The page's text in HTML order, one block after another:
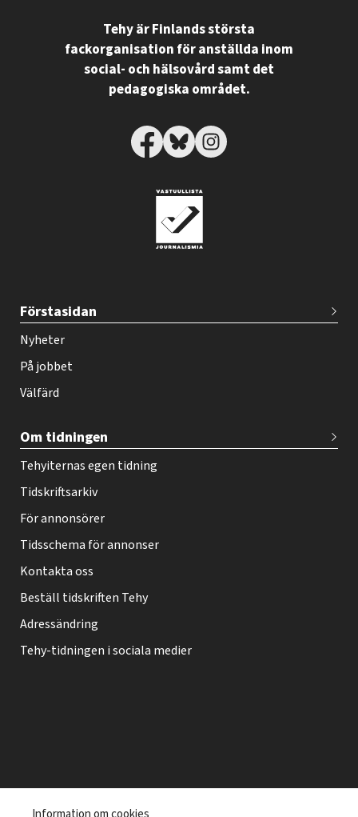
Tehy är Finlands största
fackorganisation för anställda inom
social- och hälsovård samt det
pedagogiska området.
e
h
y
-
e
h
t
i
f
o
o
r
Förstasidan
Nyheter
På jobbet
Välfärd
Om tidningen
Tehyiternas egen tidning
Tidskriftsarkiv
För annonsörer
Tidsschema för annonser
Kontakta oss
Beställ tidskriften Tehy
Adressändring
Tehy-tidningen i sociala medier